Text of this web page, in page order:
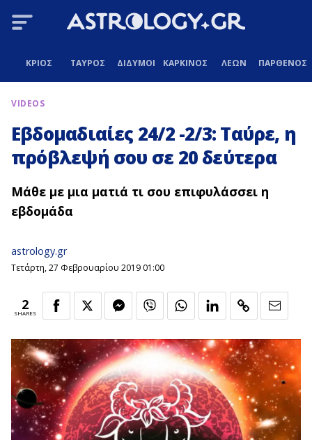
ΚΡΙΟΣ ΤΑΥΡΟΣ ΔΙΔΥΜΟΙ ΚΑΡΚΙΝΟΣ ΛΕΩΝ ΠΑΡΘΕΝΟΣ
VIDEOS
Εβδομαδιαίες 24/2 -2/3: Ταύρε, η
πρόβλεψή σου σε 20 δεύτερα
Μάθε με μια ματιά τι σου επιφυλάσσει η
εβδομάδα
astrology.gr
Τετάρτη, 27 Φεβρουαρίου 2019 01:00
2
SHARES